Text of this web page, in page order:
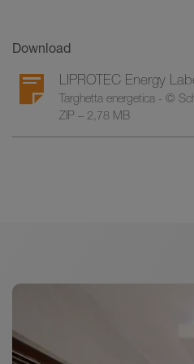
Download
LIPROTEC Energy
Targhetta energetica - ©
ZIP – 2,78 MB